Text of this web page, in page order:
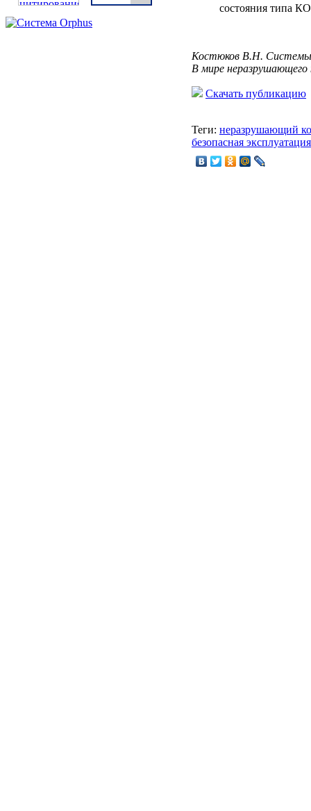
состояния типа
Костюков В.Н. Системы
В мире
Скачать публикацию
Теги: неразрушающий
безопасная эксплуатация